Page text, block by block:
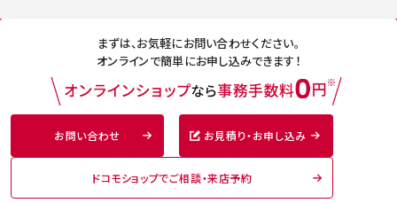
最大1Mbpsとなります。詳細は「 5Gデータプラス
」をご確認ください。
※5 各ご利用月末時点でドコモビジネスメンバーズにご加入されている場合、当月の「ド
コモ Biz かけ放題」「ドコモ Biz データ無制限」の月額料金から自動で割引します。
※6 同一「ビジネス通話割引」グループ内に、「ドコモ光」のペア回線（「ドコモ光」と対に
なる携帯電話回線）が含まれており、当月内に「ドコモ光」の月額基本使用料の課金が1
回線以上あった場合、または同一「ビジネス通話割引」グループ内に、「home 5Gプラ
ン」が含まれている場合、同一「ビジネス通話割引」グループ内の対象料金プランを契約
※7 「ビジネス通話割引」グループの場合、グループ内における割引額の総額を決め、グ
ループ内の全割引対象回線に対して割引額の総額を均等に分割して適用します。割引
まずは、お気軽にお問い合わせください。
オンラインで簡単にお申し込みできます！
お問い合わせ お見積り・お申し込み
ドコモショップでご相談・来店予約